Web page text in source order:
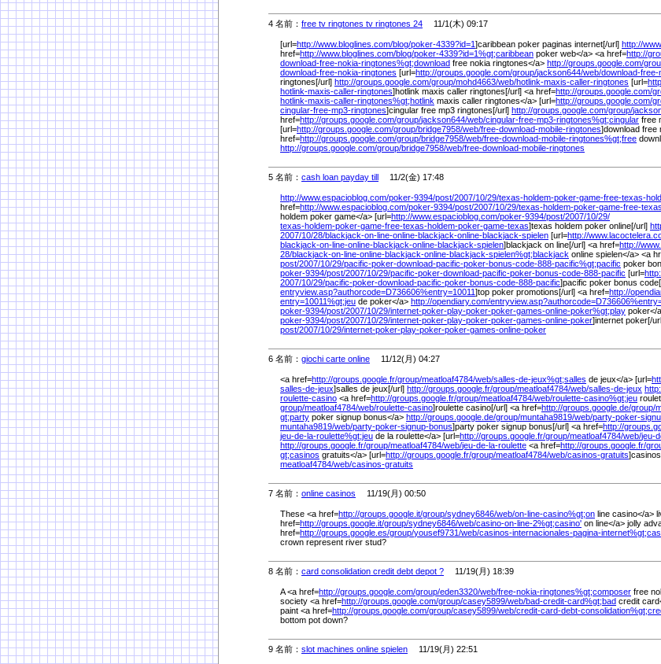
4 名前： free tv ringtones tv ringtones 24 11/1(木) 09:17
[url=http://www.bloglines.com/blog/poker-4339?id=1]caribbean poker paginas internet[/url] http://
href=http://www.bloglines.com/blog/poker-4339?id=1%gt;caribbean poker web</a> <a href=http://
download-free-nokia-ringtones%gt;download free nokia ringtones</a> http://groups.google.com/
download-free-nokia-ringtones [url=http://groups.google.com/group/jackson644/web/download-free-
ringtones[/url] http://groups.google.com/group/mohd4663/web/hotlink-maxis-caller-ringtones [url=
hotlink-maxis-caller-ringtones]hotlink maxis caller ringtones[/url] <a href=http://groups.google.com/
hotlink-maxis-caller-ringtones%gt;hotlink maxis caller ringtones</a> [url=http://groups.google.com/
cingular-free-mp3-ringtones]cingular free mp3 ringtones[/url] http://groups.google.com/group/
href=http://groups.google.com/group/jackson644/web/cingular-free-mp3-ringtones%gt;cingular free
[url=http://groups.google.com/group/bridge7958/web/free-download-mobile-ringtones]download free
href=http://groups.google.com/group/bridge7958/web/free-download-mobile-ringtones%gt;free
http://groups.google.com/group/bridge7958/web/free-download-mobile-ringtones
5 名前： cash loan payday till 11/2(金) 17:48
http://www.espacioblog.com/poker-9394/post/2007/10/29/texas-holdem-poker-game-free-texas-
href=http://www.espacioblog.com/poker-9394/post/2007/10/29/texas-holdem-poker-game-free-
holdem poker game</a> [url=http://www.espacioblog.com/poker-9394/post/2007/10/29/
texas-holdem-poker-game-free-texas-holdem-poker-game-texas]texas holdem poker online[/url]
2007/10/28/blackjack-on-line-online-blackjack-online-blackjack-spielen [url=http://
blackjack-on-line-online-blackjack-online-blackjack-spielen]blackjack on line[/url] <a href=http://
28/blackjack-on-line-online-blackjack-online-blackjack-spielen%gt;blackjack online spielen</a> <a
post/2007/10/29/pacific-poker-download-pacific-poker-bonus-code-888-pacific%gt;pacific poker
poker-9394/post/2007/10/29/pacific-poker-download-pacific-poker-bonus-code-888-pacific [url=
2007/10/29/pacific-poker-download-pacific-poker-bonus-code-888-pacific]pacific poker bonus
entryview.asp?authorcode=D736606%entry=10011]top poker promotions[/url] <a href=http://
entry=10011%gt;jeu de poker</a> http://opendiary.com/entryview.asp?authorcode=D736606%
poker-9394/post/2007/10/29/internet-poker-play-poker-poker-games-online-poker%gt;play poker</
poker-9394/post/2007/10/29/internet-poker-play-poker-poker-games-online-poker]internet poker[/
post/2007/10/29/internet-poker-play-poker-poker-games-online-poker
6 名前： giochi carte online 11/12(月) 04:27
<a href=http://groups.google.fr/group/meatloaf4784/web/salles-de-jeux%gt;salles de jeux</a> [url=
salles-de-jeux]salles de jeux[/url] http://groups.google.fr/group/meatloaf4784/web/salles-de-jeux
roulette-casino <a href=http://groups.google.fr/group/meatloaf4784/web/roulette-casino%gt;jeu
group/meatloaf4784/web/roulette-casino]roulette casino[/url] <a href=http://groups.google.de/group/
gt;party poker signup bonus</a> http://groups.google.de/group/muntaha9819/web/party-poker-
muntaha9819/web/party-poker-signup-bonus]party poker signup bonus[/url] <a href=http://
jeu-de-la-roulette%gt;jeu de la roulette</a> [url=http://groups.google.fr/group/meatloaf4784/web/jeu-
http://groups.google.fr/group/meatloaf4784/web/jeu-de-la-roulette <a href=http://groups.google.fr/
gt;casinos gratuits</a> [url=http://groups.google.fr/group/meatloaf4784/web/casinos-gratuits
meatloaf4784/web/casinos-gratuits
7 名前： online casinos 11/19(月) 00:50
These <a href=http://groups.google.it/group/sydney6846/web/on-line-casino%gt;on line casino</a>
href=http://groups.google.it/group/sydney6846/web/casino-on-line-2%gt;casino' on line</a> jolly
href=http://groups.google.es/group/yousef9731/web/casinos-internacionales-pagina-internet%
crown represent river stud?
8 名前： card consolidation credit debt depot ? 11/19(月) 18:39
A <a href=http://groups.google.com/group/eden3320/web/free-nokia-ringtones%gt;composer free
society <a href=http://groups.google.com/group/casey5899/web/bad-credit-card%gt;bad credit
paint <a href=http://groups.google.com/group/casey5899/web/credit-card-debt-consolidation%
bottom pot down?
9 名前： slot machines online spielen 11/19(月) 22:51